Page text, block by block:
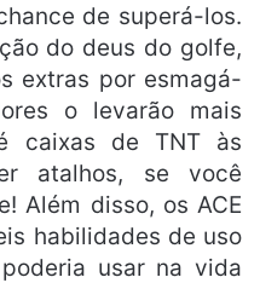
de superá-los.
do deus do golfe,
extras por esmagá-
o levarão mais
caixas de TNT às
atalhos, se você
Além disso, os ACE
habilidades de uso
usar na vida